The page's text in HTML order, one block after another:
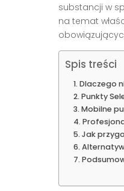
substancji w
na temat
Spis treści
Dlaczego
Punkty
Mobilne
Jak